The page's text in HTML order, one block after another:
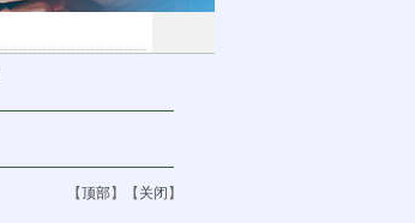
【顶部】【 关闭 】